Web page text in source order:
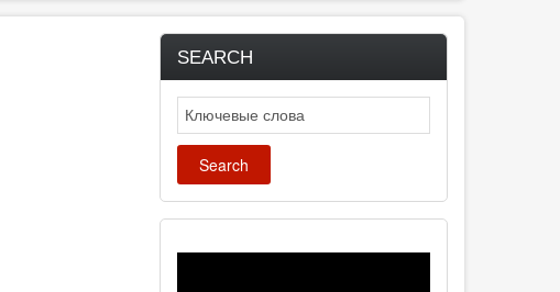
SEARCH
Search